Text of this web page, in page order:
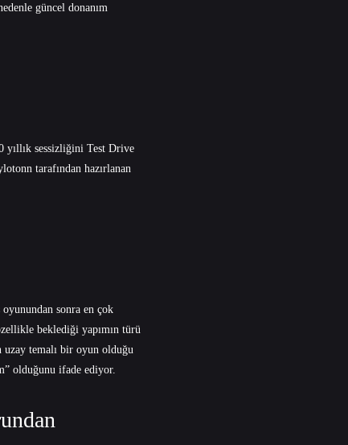
güncel donanım
yıllık sessizliğini Test Drive
tarafından hazırlanan
sonra en çok
beklediği yapımın türü
temalı bir oyun olduğu
olduğunu ifade ediyor.